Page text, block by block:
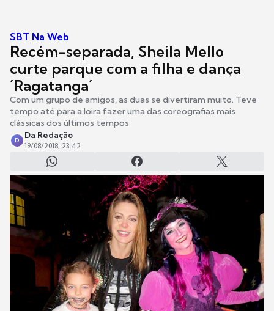
SBT Na Web
Recém-separada, Sheila Mello
curte parque com a filha e dança
´Ragatanga´
Com um grupo de amigos, as duas se divertiram muito. Teve
tempo até para a loira fazer uma das coreografias mais
clássicas dos últimos tempos
D
Da Redação
19/08/2018, 23:42